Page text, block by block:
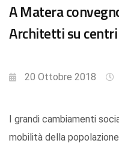
A Matera
Architetti su
20 Ottobre 2018
I grandi cambiamenti
mobilità della